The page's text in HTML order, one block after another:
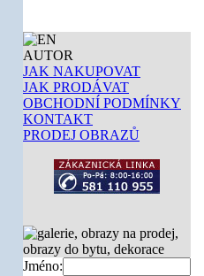
AUTOR
JAK NAKUPOVAT
JAK PRODÁVAT
OBCHODNÍ PODMÍNKY
KONTAKT
PRODEJ OBRAZŮ
Jméno: